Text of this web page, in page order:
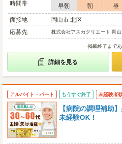
時間帯 早朝 朝 昼
面接地
岡山市 北区
応募先
株式会社アスカクリエート 岡
掲載終了まで
詳細を見る
アルバイト・パート もうすぐ終了 未経験者
【病院の調理補助
未経験OK！